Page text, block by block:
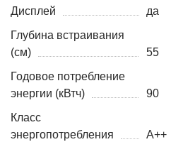
Дисплей
да
Глубина встраивания
(см)
55
Годовое потребление
энергии (кВтч)
90
Класс
энергопотребления
A++